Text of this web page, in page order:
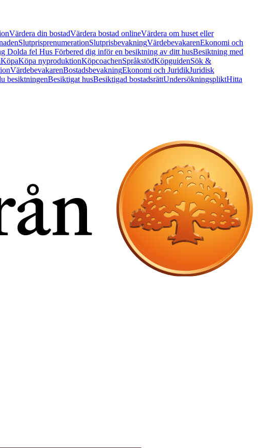
Värdera din bostadVärdera bostad onlineVärdera om huset eller
SlutprisprenumerationSlutprisbevakningVärdebevakarenEkonomi och
Dolda fel Hus Förbered dig inför en besiktning av ditt husBesiktning med
KöpaKöpa nyproduktionKöpcoachenSpråkstödKöpguidenSök &
VärdebevakarenBostadsbevakningEkonomi och JuridikJuridisk
besiktningenBesiktigat husBesiktigad bostadsrättUndersökningspliktHitta